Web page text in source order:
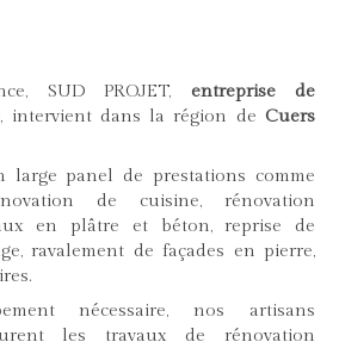
SUD PROJET, entreprise de
, intervient dans la région deCuers
large panel de prestations comme
de cuisine, rénovation
en plâtre et béton, reprise de
ravalement de façades en pierre,
nécessaire, nos artisans
les travaux de rénovation